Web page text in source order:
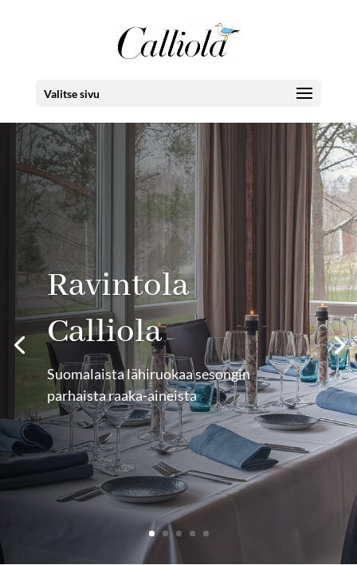
Valitse sivu
Ravintola
Calliola
Suomalaista lähiruokaa sesongin
parhaista raaka-aineista